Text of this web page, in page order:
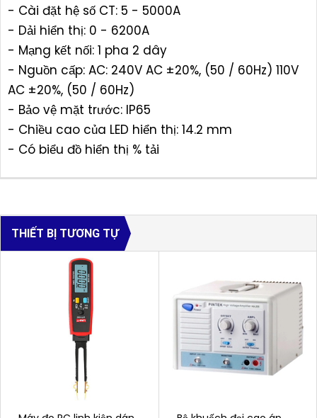
- Cài đặt hệ số CT: 5 - 5000A
- Dải hiển thị: 0 - 6200A
- Mạng kết nối: 1 pha 2 dây
- Nguồn cấp: AC: 240V AC ±20%, (50 / 60Hz) 110V
AC ±20%, (50 / 60Hz)
- Bảo vệ mặt trước: IP65
- Chiều cao của LED hiển thị: 14.2 mm
- Có biểu đồ hiển thị % tải
THIẾT BỊ TƯƠNG TỰ